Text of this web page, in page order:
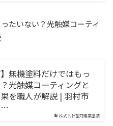
たいない？光触媒コーティ
株式会社望月建築塗装
】無機塗料だけではもっ
光触媒コーティングと
を職人が解説 | 羽村市
…